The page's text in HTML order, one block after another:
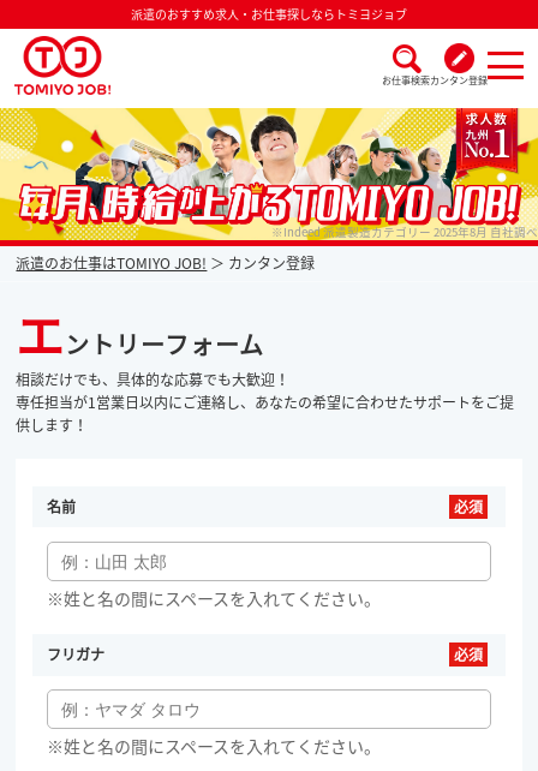
派遣のおすすめ求人・お仕事探しならトミヨジョブ
お仕事検索カンタン登録
派遣なら毎月時給が上がるトミヨジョブ ※Indeed 派遣製造カテゴリー 2025年8月 自社調べ
派遣のお仕事はTOMIYO JOB! カンタン登録
エントリーフォーム
相談だけでも、具体的な応募でも大歓迎！
専任担当が1営業日以内にご連絡し、あなたの希望に合わせたサポートをご提
供します！
名前
※姓と名の間にスペースを入れてください。
フリガナ
※姓と名の間にスペースを入れてください。